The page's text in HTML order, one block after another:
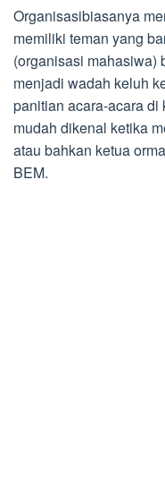
Organisasibiasanya
memiliki teman yang
(organisasi mahasiwa)
menjadi wadah keluh
panitian acara-acara di
mudah dikenal ketika
atau bahkan ketua
BEM.